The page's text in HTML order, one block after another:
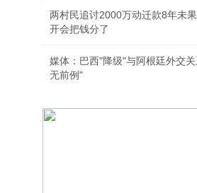
两村民追讨2000万动迁款8年未
开会把钱分了
媒体：巴西"降级"与阿根廷外交
无前例"